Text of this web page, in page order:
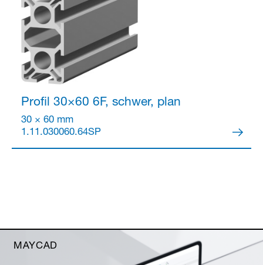
Profil 30×60 6F, schwer, plan
30 × 60 mm
1.11.030060.64SP
MAYCAD